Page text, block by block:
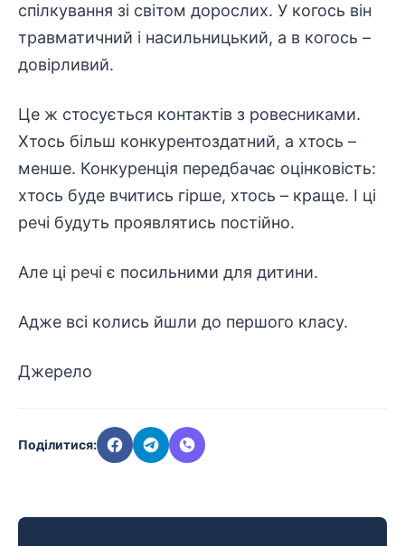
спілкування зі світом дорослих. У когось він
травматичний і насильницький, а в когось –
довірливий.
Це ж стосується контактів з ровесниками.
Хтось більш конкурентоздатний, а хтось –
менше. Конкуренція передбачає оцінковість:
хтось буде вчитись гірше, хтось – краще. І ці
речі будуть проявлятись постійно.
Але ці речі є посильними для дитини.
Адже всі колись йшли до першого класу.
Джерело
Поділитися: